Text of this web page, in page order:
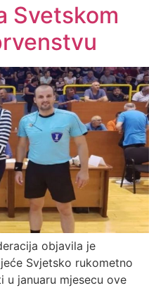
Svetskom
objavila je
Svjetsko rukometno
januaru mjesecu ove